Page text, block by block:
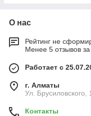
О нас
Рейтинг не
Менее 5 отзывов
Работает с
г. Алматы
Ул.
Контакты